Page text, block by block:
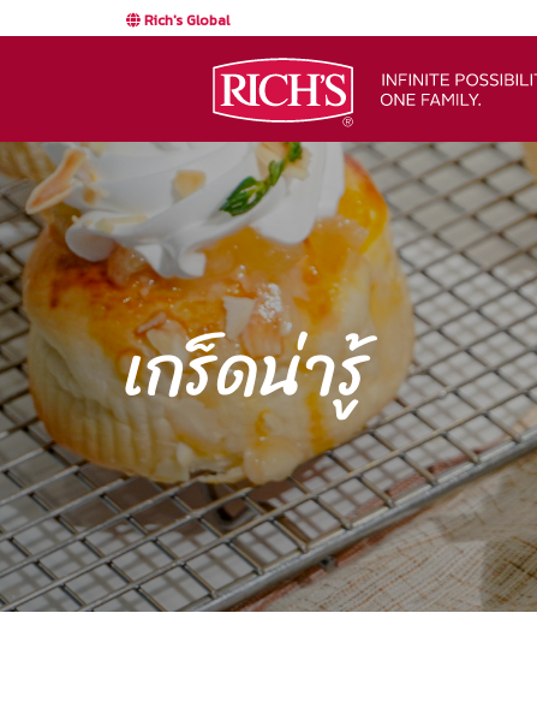
Rich's Global
เกร็ดน่ารู้